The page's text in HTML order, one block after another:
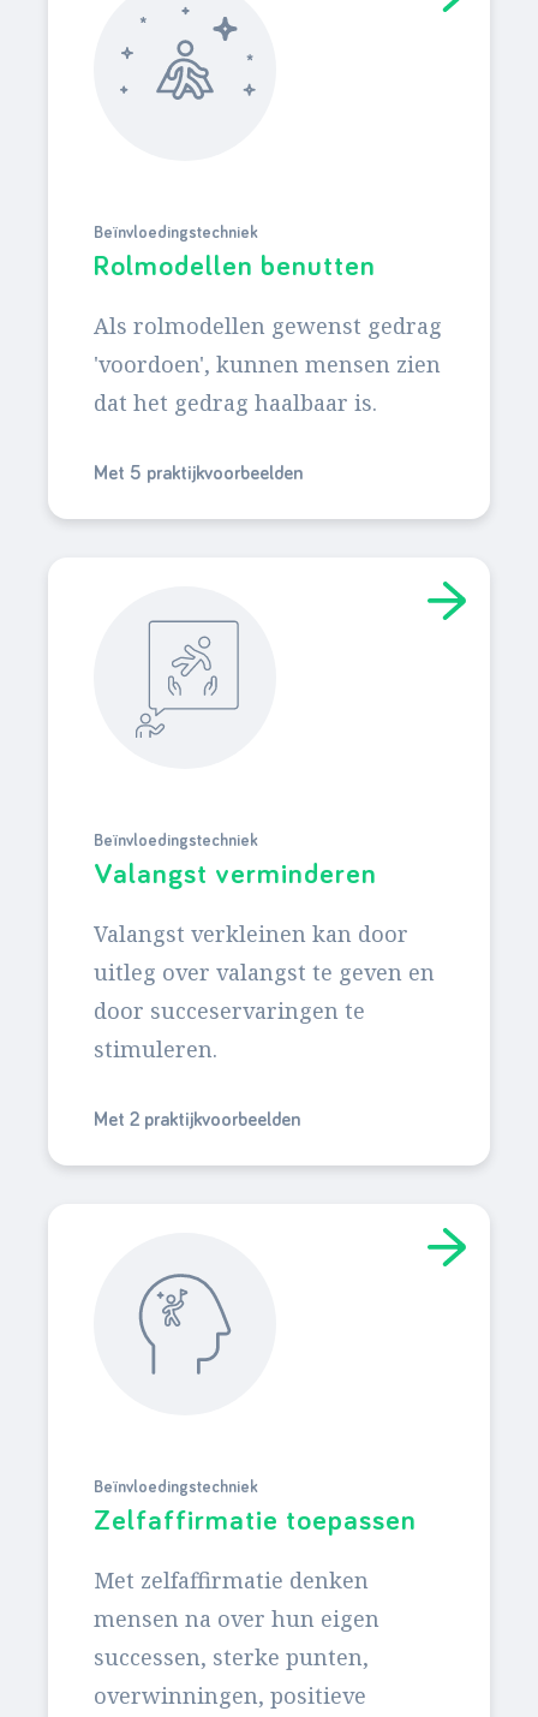
Beïnvloedingstechniek
Rolmodellen benutten
Als rolmodellen gewenst gedrag
'voordoen', kunnen mensen zien
dat het gedrag haalbaar is.
Met 5 praktijkvoorbeelden
Beïnvloedingstechniek
Valangst verminderen
Valangst verkleinen kan door
uitleg over valangst te geven en
door succeservaringen te
stimuleren.
Met 2 praktijkvoorbeelden
Beïnvloedingstechniek
Zelfaffirmatie toepassen
Met zelfaffirmatie denken
mensen na over hun eigen
successen, sterke punten,
overwinningen, positieve